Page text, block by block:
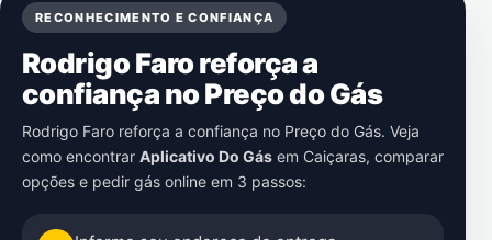
RECONHECIMENTO E CONFIANÇA
Rodrigo Faro reforça a
confiança no Preço do Gás
Rodrigo Faro reforça a confiança no Preço do Gás. Veja
como encontrar Aplicativo Do Gás em Caiçaras, comparar
opções e pedir gás online em 3 passos: